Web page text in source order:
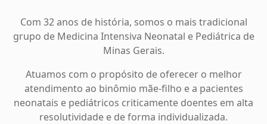
Com 32 anos de história, somos o mais tradicional
grupo de Medicina Intensiva Neonatal e Pediátrica de
Minas Gerais.
Atuamos com o propósito de oferecer o melhor
atendimento ao binômio mãe-filho e a pacientes
neonatais e pediátricos criticamente doentes em alta
resolutividade e de forma individualizada.